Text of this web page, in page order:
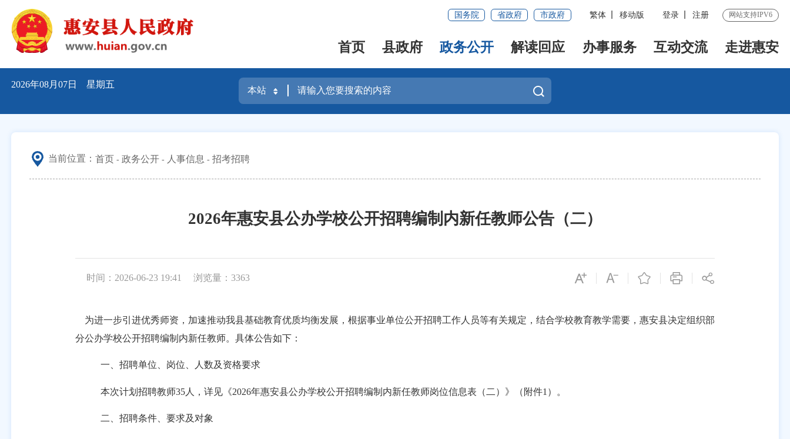
国务院 省政府 市政府 繁体 移动版 登录 注册 网站支持IPV6
首页 县政府 政务公开 解读回应 办事服务 互动交流 走进惠安
2026年08月07日 星期五
当前位置： 首页 政务公开 人事信息 招考招聘
2026年惠安县公办学校公开招聘编制内新任教师公告（二）
时间：2026-06-23 19:41 浏览量： 3363
为进一步引进优秀师资，加速推动我县基础教育优质均衡发展，根据事业单位公开招聘工作人员等有关规定，结合学校教育教学需要， 惠安县决定组织部
分公办学校公开招聘编制内新任教师。具体公告如下：
一、 招聘单位、岗位、人数及资格要求
本次计划招聘教师35人，详见《2026年惠安县公办学校公开招聘编制内新任教师岗位信息表 （二） 》（附件1）。
二、招聘条件、要求及对象